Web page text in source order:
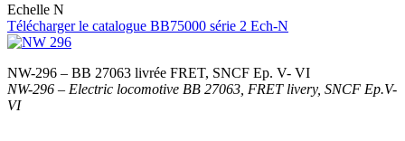
Echelle N
Télécharger le catalogue BB75000 série 2 Ech-N
NW-296 – BB 27063 livrée FRET, SNCF Ep. V- VI
NW-296 – Electric locomotive BB 27063, FRET livery, SNCF Ep.V-
VI